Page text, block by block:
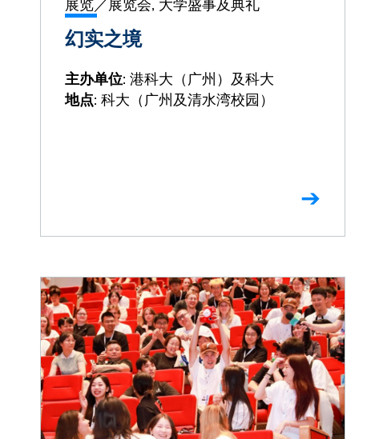
幻实之境
主办单位: 港科大（广州）及科大
地点: 科大（广州及清水湾校园）